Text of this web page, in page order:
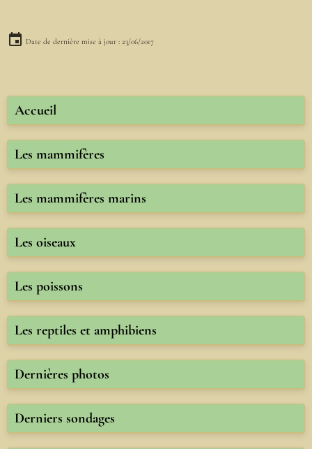
Date de dernière mise à jour : 23/06/2017
Accueil
Les mammifères
Les mammifères marins
Les oiseaux
Les poissons
Les reptiles et amphibiens
Dernières photos
Derniers sondages